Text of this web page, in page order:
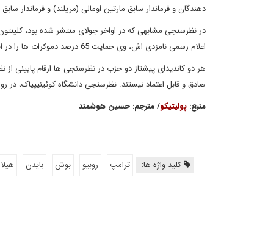
دهندگان و فرماندار سابق مارتین اومالی (مریلند) و فرماندار سابق جیم وب (ویرجینیا) 1
اعلام رسمی نامزدی اش، وی حمایت 65 درصد دموکرات ها را در انتخابات مقدماتی در اختیار داشت.
هر دو کاندیدای پیشتاز دو حزب در نظرسنجی ها ارقام پایینی
صادق و قابل اعتماد نیستند. نظرسنجی دانشگاه کوئینیپیاک، در روزهای 25-20 آگوست به صورت تلفنی و از یک جامعه آماری 1563 نفره
منبع: پولیتیکو/ مترجم: حسین هوشمند
کلید واژه ها: ترامپ روبیو بوش بایدن